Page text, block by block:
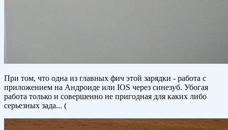
При том, что одна из главных фич этой зарядки - работа с
приложением на Андроиде или IOS через синезуб. Убогая
работа только и совершенно не пригодная для каких либо
серьезных зада... (